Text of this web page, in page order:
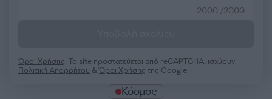
2000 /2000
Όροι Χρήσης. Το site προστατεύεται από reCAPTCHA, ισχύουν
Πολιτική Απορρήτου &Όροι Χρήσης της Google.
Κόσμος